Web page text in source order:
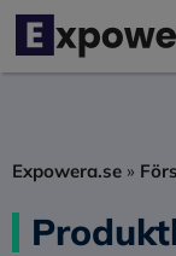
Hoppa
innehåll
Expowera.se »